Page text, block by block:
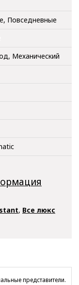
Повседневные
Механический
, Все люкс
представители.